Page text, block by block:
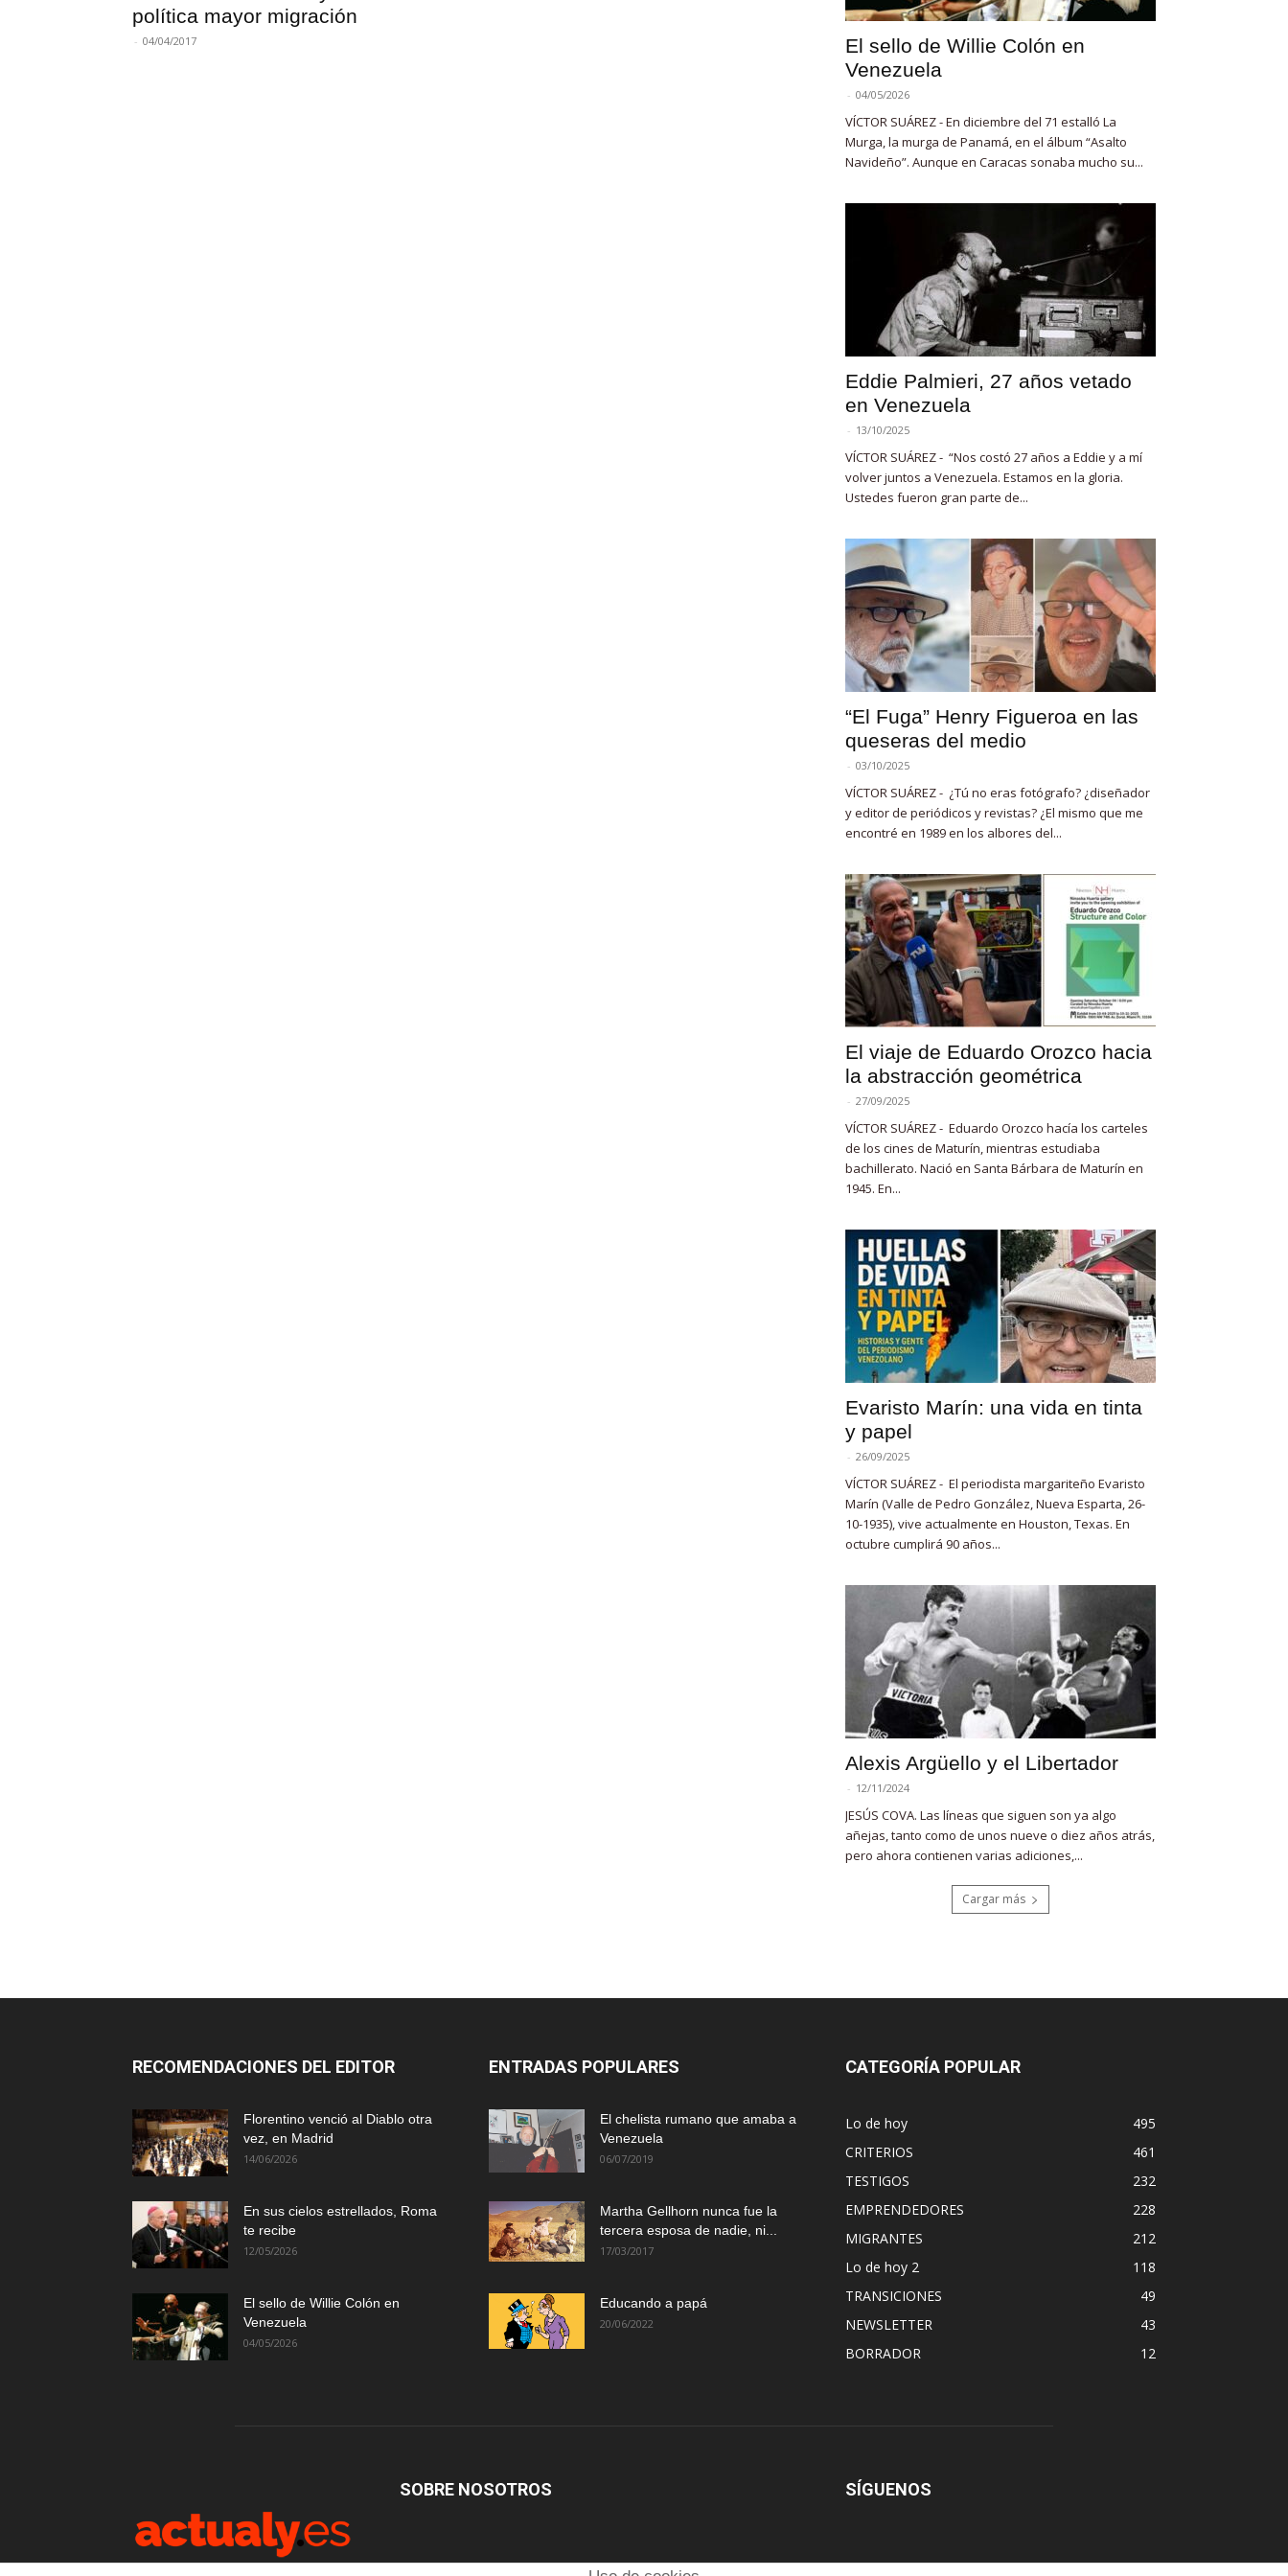
política mayor migración
- 04/04/2017
El sello de Willie Colón en
Venezuela
- 04/05/2026
VÍCTOR SUÁREZ - En diciembre del 71 estalló La
Murga, la murga de Panamá, en el álbum “Asalto
Navideño”. Aunque en Caracas sonaba mucho su...
Eddie Palmieri, 27 años vetado
en Venezuela
- 13/10/2025
VÍCTOR SUÁREZ - “Nos costó 27 años a Eddie y a mí
volver juntos a Venezuela. Estamos en la gloria.
Ustedes fueron gran parte de...
“El Fuga” Henry Figueroa en las
queseras del medio
- 03/10/2025
VÍCTOR SUÁREZ - ¿Tú no eras fotógrafo? ¿diseñador
y editor de periódicos y revistas? ¿El mismo que me
encontré en 1989 en los albores del...
El viaje de Eduardo Orozco hacia
la abstracción geométrica
- 27/09/2025
VÍCTOR SUÁREZ - Eduardo Orozco hacía los carteles
de los cines de Maturín, mientras estudiaba
bachillerato. Nació en Santa Bárbara de Maturín en
1945. En...
Evaristo Marín: una vida en tinta
y papel
- 26/09/2025
VÍCTOR SUÁREZ - El periodista margariteño Evaristo
Marín (Valle de Pedro González, Nueva Esparta, 26-
10-1935), vive actualmente en Houston, Texas. En
octubre cumplirá 90 años...
Alexis Argüello y el Libertador
- 12/11/2024
JESÚS COVA. Las líneas que siguen son ya algo
añejas, tanto como de unos nueve o diez años atrás,
pero ahora contienen varias adiciones,...
Cargar más
RECOMENDACIONES DEL EDITOR
Florentino venció al Diablo otra
vez, en Madrid
14/06/2026
En sus cielos estrellados, Roma
te recibe
12/05/2026
El sello de Willie Colón en
Venezuela
04/05/2026
ENTRADAS POPULARES
El chelista rumano que amaba a
Venezuela
06/07/2019
Martha Gellhorn nunca fue la
tercera esposa de nadie, ni...
17/03/2017
Educando a papá
20/06/2022
CATEGORÍA POPULAR
Lo de hoy
495
CRITERIOS
461
TESTIGOS
232
EMPRENDEDORES
228
MIGRANTES
212
Lo de hoy 2
118
TRANSICIONES
49
NEWSLETTER
43
BORRADOR
12
SOBRE NOSOTROS SÍGUENOS